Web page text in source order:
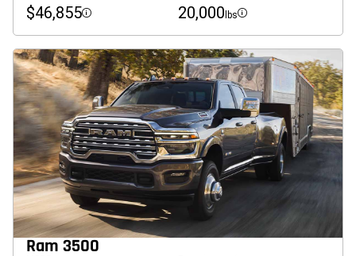
$46,855 Disclosure 20,000 lbs Disclosure
Ram 3500